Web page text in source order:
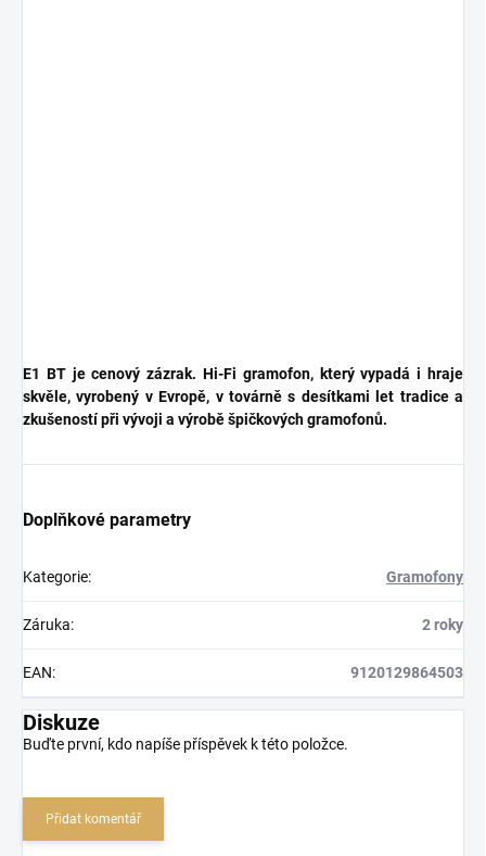
E1 BT je cenový zázrak. Hi-Fi gramofon, který vypadá i hraje
skvěle, vyrobený v Evropě, v továrně s desítkami let tradice a
zkušeností při vývoji a výrobě špičkových gramofonů.
Doplňkové parametry
Kategorie: Gramofony
Záruka: 2 roky
EAN: 9120129864503
Diskuze
Buďte první, kdo napíše příspěvek k této položce.
Přidat komentář